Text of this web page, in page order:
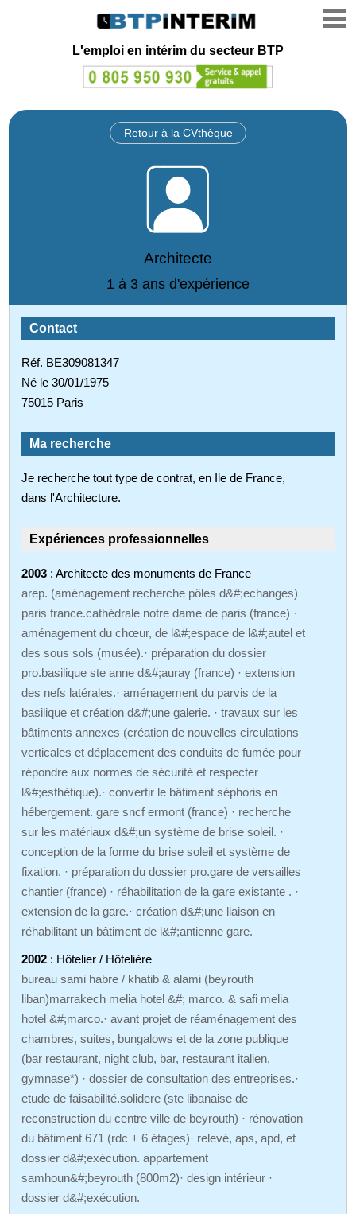
L'emploi en intérim du secteur BTP
Retour à la CVthèque
Architecte
1 à 3 ans d'expérience
Contact
Réf. BE309081347
Né le 30/01/1975
75015 Paris
Ma recherche
Je recherche tout type de contrat, en Ile de France,
dans l'Architecture.
Expériences professionnelles
2003 : Architecte des monuments de France
arep. (aménagement recherche pôles d&#;echanges)
paris france.cathédrale notre dame de paris (france) ·
aménagement du chœur, de l&#;espace de l&#;autel et
des sous sols (musée).· préparation du dossier
pro.basilique ste anne d&#;auray (france) · extension
des nefs latérales.· aménagement du parvis de la
basilique et création d&#;une galerie. · travaux sur les
bâtiments annexes (création de nouvelles circulations
verticales et déplacement des conduits de fumée pour
répondre aux normes de sécurité et respecter
l&#;esthétique).· convertir le bâtiment séphoris en
hébergement. gare sncf ermont (france) · recherche
sur les matériaux d&#;un système de brise soleil. ·
conception de la forme du brise soleil et système de
fixation. · préparation du dossier pro.gare de versailles
chantier (france) · réhabilitation de la gare existante . ·
extension de la gare.· création d&#;une liaison en
réhabilitant un bâtiment de l&#;antienne gare.
2002 : Hôtelier / Hôtelière
bureau sami habre / khatib & alami (beyrouth
liban)marrakech melia hotel &#; marco. & safi melia
hotel &#;marco.· avant projet de réaménagement des
chambres, suites, bungalows et de la zone publique
(bar restaurant, night club, bar, restaurant italien,
gymnase*) · dossier de consultation des entreprises.·
etude de faisabilité.solidere (ste libanaise de
reconstruction du centre ville de beyrouth) · rénovation
du bâtiment 671 (rdc + 6 étages)· relevé, aps, apd, et
dossier d&#;exécution. appartement
samhoun&#;beyrouth (800m2)· design intérieur ·
dossier d&#;exécution.